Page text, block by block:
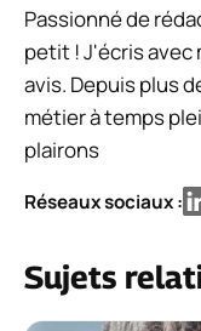
Passionné de
petit ! J'écris avec
avis. Depuis plus
métier à temps
plairons
Réseaux sociaux :
Sujets